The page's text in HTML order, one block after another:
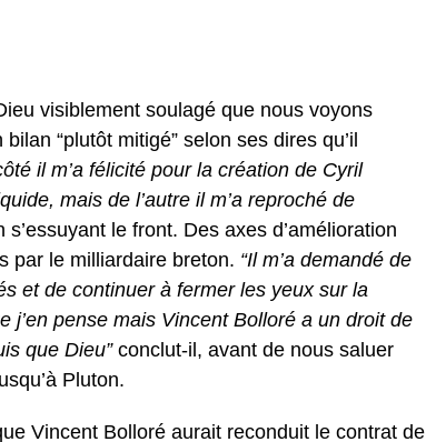
visiblement soulagé que nous voyons
“plutôt mitigé” selon ses dires qu’il
il m’a félicité pour la création de Cyril
mais de l’autre il m’a reproché de
le front. Des axes d’amélioration
par le milliardaire breton. “Il m’a demandé de
et de continuer à fermer les yeux sur la
pense mais Vincent Bolloré a un droit de
que Dieu” conclut-il, avant de nous saluer
Pluton.
Vincent Bolloré aurait reconduit le contrat de